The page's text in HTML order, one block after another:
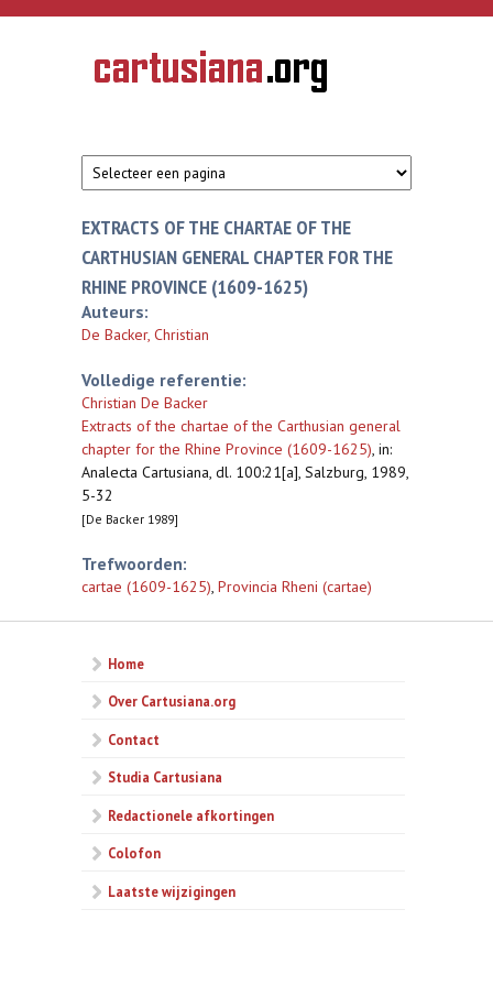
Overslaan en naar de inhoud gaan
CARTUSIANA
Geschiedenis
van de
EXTRACTS OF THE CHARTAE OF THE
CARTHUSIAN GENERAL CHAPTER FOR THE
RHINE PROVINCE (1609-1625)
Auteurs:
De Backer, Christian
Volledige referentie:
Christian De Backer
Extracts of the chartae of the Carthusian general
chapter for the Rhine Province (1609-1625), in:
Analecta Cartusiana, dl. 100:21[a], Salzburg, 1989,
5-32
[De Backer 1989]
Trefwoorden:
cartae (1609-1625), Provincia Rheni (cartae)
Home
Over Cartusiana.org
Contact
Studia Cartusiana
Redactionele afkortingen
Colofon
Laatste wijzigingen